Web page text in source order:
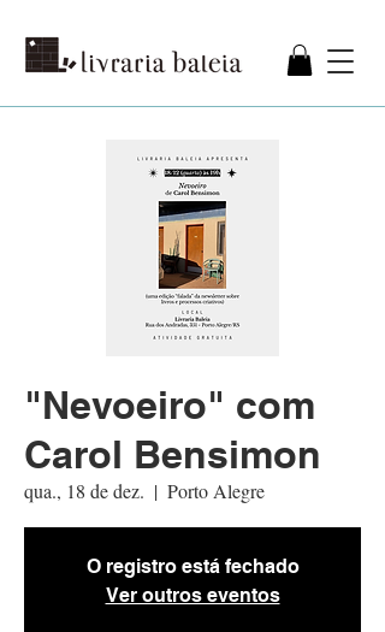
"Nevoeiro" com
Carol Bensimon
qua., 18 de dez.
  |
Porto Alegre
O registro está fechado
Ver outros eventos